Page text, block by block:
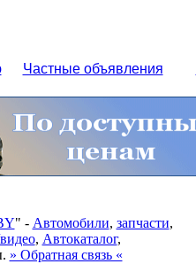
Частные объявления
" - Автомобили, запчасти,
, Автокаталог,
» Обратная связь «